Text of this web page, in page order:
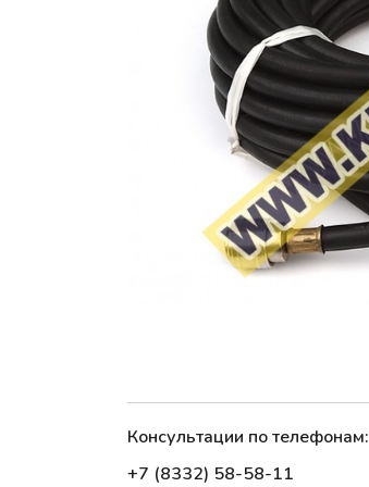
Консультации по телефонам:
+7 (8332) 58-58-11